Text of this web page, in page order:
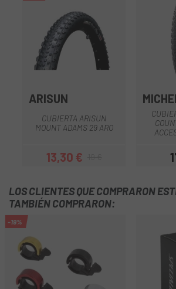
ARISUN
CUBIERTA ARISUN
MOUNT ADAMS 29 ARO
Precio
13,30 €Precio regular
LOS CLIENTES QUE COMPRARON
TAMBIÉN COMPRARON:
-19%